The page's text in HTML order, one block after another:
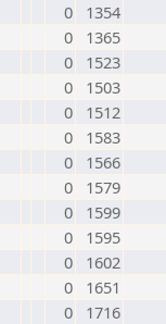
0
1354
0
1365
0
1523
0
1503
0
1512
0
1583
0
1566
0
1579
0
1599
0
1595
0
1602
0
1651
0
1716